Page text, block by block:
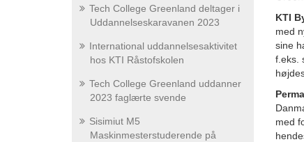
Tech College Greenland deltager i
Uddannelseskaravanen 2023
International uddannelsesaktivitet
hos KTI Råstofskolen
Tech College Greenland uddanner
2023 faglærte svende
Sisimiut M5
Maskinmesterstuderende på
KTI
med
sine
f.eks.
med